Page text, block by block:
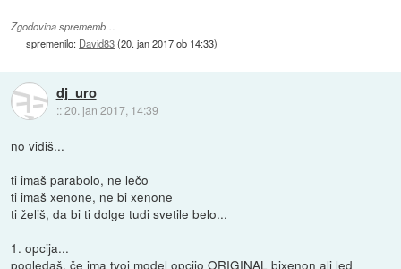
Zgodovina sprememb…
spremenilo: David83(20. jan 2017 ob 14:33)
dj_uro
::20. jan 2017, 14:39
no vidiš...
ti imaš parabolo, ne lečo
ti imaš xenone, ne bi xenone
ti želiš, da bi ti dolge tudi svetile belo...
1. opcija...
pogledaš, če ima tvoj model opcijo ORIGINAL bixenon ali led